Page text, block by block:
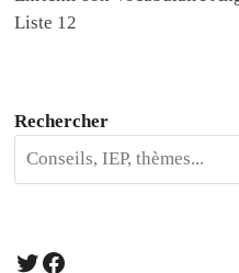
Liste 12
Rechercher
Twitter
Facebook